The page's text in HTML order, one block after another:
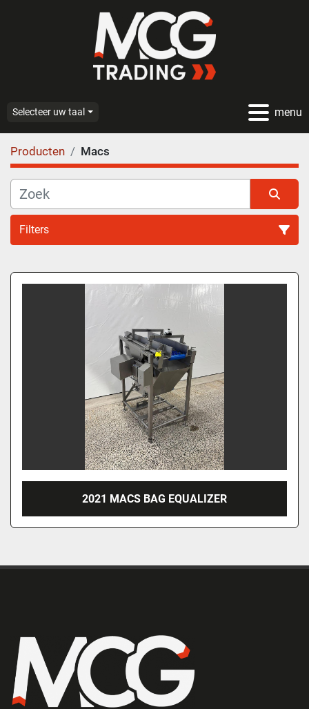
menu
Selecteer uw taal
Producten Macs
Filters
Alle categoriën
Sorteren op
2021 MACS BAG EQUALIZER